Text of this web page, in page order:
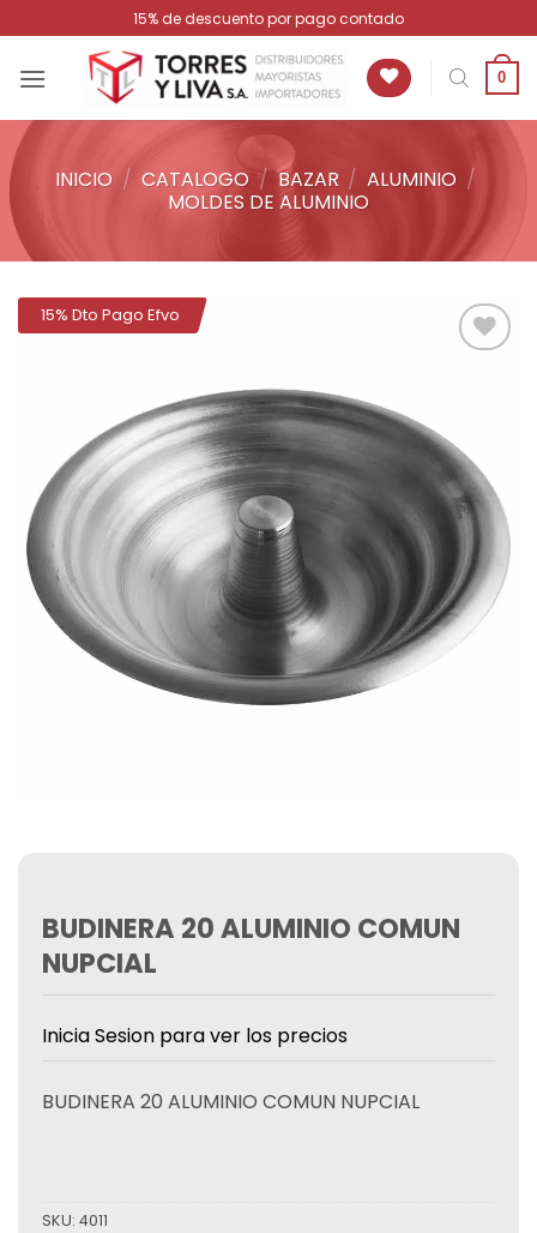
al
contenido
15% de descuento por pago contado
0
INICIO / CATALOGO / BAZAR / ALUMINIO /
MOLDES DE ALUMINIO
15% Dto Pago Efvo
deseos
BUDINERA 20 ALUMINIO COMUN
NUPCIAL
Inicia Sesion para ver los precios
BUDINERA 20 ALUMINIO COMUN NUPCIAL
SKU: 4011